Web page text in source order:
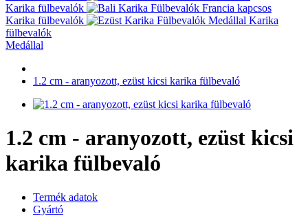
Karika fülbevalók
Francia kapcsos
Karika fülbevalók
Karika
fülbevalók
Medállal
1.2 cm - aranyozott, ezüst kicsi karika fülbevaló
1.2 cm - aranyozott, ezüst kicsi
karika fülbevaló
Termék adatok
Gyártó